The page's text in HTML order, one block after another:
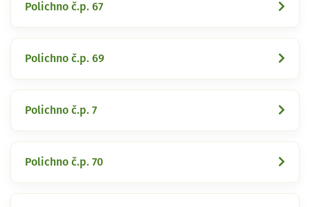
Polichno č.p. 67
Polichno č.p. 69
Polichno č.p. 7
Polichno č.p. 70